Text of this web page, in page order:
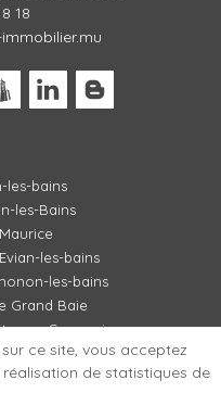
18
les-bains
les-Bains
les-bains
les-bains
Grand Baie
aux Canonniers
ce site, vous acceptez
de statistiques de